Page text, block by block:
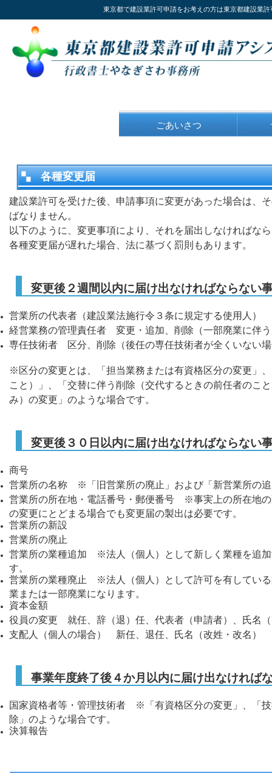
東京都で建設業許可申請をお考えの方は東京都建設業
ごあいさつ
各種変更届
建設業許可を受けた後、申請事項に変更があった場合は、
ばなりません。
以下のように、変更事項により、それを届出しなければな
各種変更届が遅れた場合、法に基づく罰則もあります。
変更後２週間以内に届け出なければならない
営業所の代表者（建設業法施行令３条に規定する使用人）
経営業務の管理責任者 変更・追加、削除（一部廃業に伴
専任技術者 区分、削除（後任の専任技術者が全くいない
※区分の変更とは、「担当業務または有資格区分の変更」
こと）」、「交替に伴う削除（交代するときの前任者のこ
み）の変更」のような場合です。
変更後３０日以内に届け出なければならない
商号
営業所の名称 ※「旧営業所の廃止」および「新営業所の
営業所の所在地・電話番号・郵便番号 ※事実上の所在地
の変更にとどまる場合でも変更届の製出は必要です。
営業所の新設
営業所の廃止
営業所の業種追加 ※法人（個人）として新しく業種を追
す。
営業所の業種廃止 ※法人（個人）として許可を有してい
業または一部廃業になります。
資本金額
役員の変更 就任、辞（退）任、代表者（申請者）、氏名
支配人（個人の場合） 新任、退任、氏名（改姓・改名）
事業年度終了後４か月以内に届け出なければ
国家資格者等・管理技術者 ※「有資格区分の変更」、「
除」のような場合です。
決算報告